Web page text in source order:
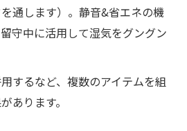
通します）。静音&省エネの機
守中に活用して湿気をグングン
するなど、複数のアイテムを組
あります。